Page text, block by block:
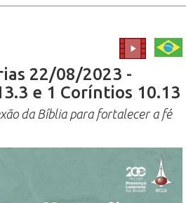
22/08/2023 -
e 1 Coríntios 10.13
da Bíblia para fortalecer a fé